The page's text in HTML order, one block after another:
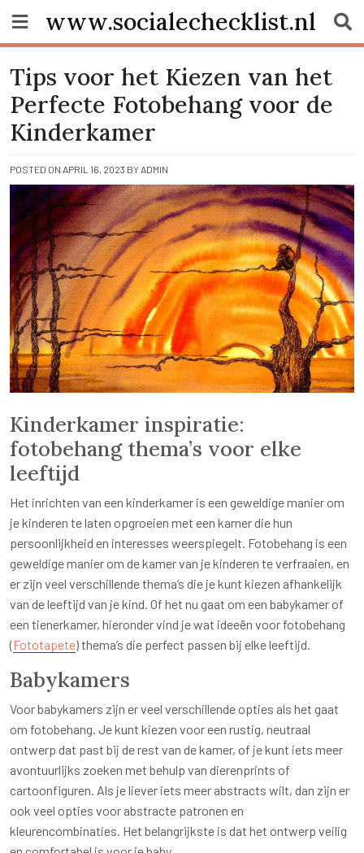
content
www.socialechecklist.nl
Tips voor het Kiezen van het
Perfecte Fotobehang voor de
Kinderkamer
POSTED ON APRIL 16, 2023 BY ADMIN
Kinderkamer inspiratie:
fotobehang thema’s voor elke
leeftijd
Het inrichten van een kinderkamer is een geweldige manier om
je kinderen te laten opgroeien met een kamer die hun
persoonlijkheid en interesses weerspiegelt. Fotobehang is een
geweldige manier om de kamer van je kinderen te verfraaien, en
er zijn veel verschillende thema’s die je kunt kiezen afhankelijk
van de leeftijd van je kind. Of het nu gaat om een babykamer of
een tienerkamer, hieronder vind je wat ideeën voor fotobehang
(Fototapete) thema’s die perfect passen bij elke leeftijd.
Babykamers
Voor babykamers zijn er veel verschillende opties als het gaat
om fotobehang. Je kunt kiezen voor een rustig, neutraal
ontwerp dat past bij de rest van de kamer, of je kunt iets meer
avontuurlijks zoeken met behulp van dierenprints of
cartoonfiguren. Als je liever iets meer abstracts wilt, dan zijn er
ook veel opties voor abstracte patronen en
kleurencombinaties. Het belangrijkste is dat het ontwerp veilig